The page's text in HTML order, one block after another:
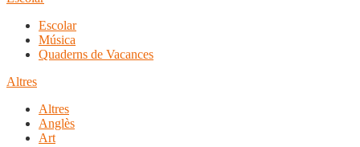
Escolar
Música
Quaderns de Vacances
Altres
Altres
Anglès
Art